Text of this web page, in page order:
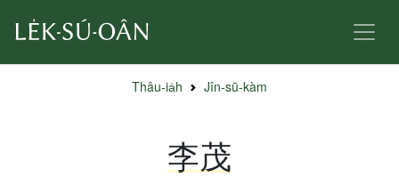
Thâu-ia̍h Jîn-sū-kàm
李茂